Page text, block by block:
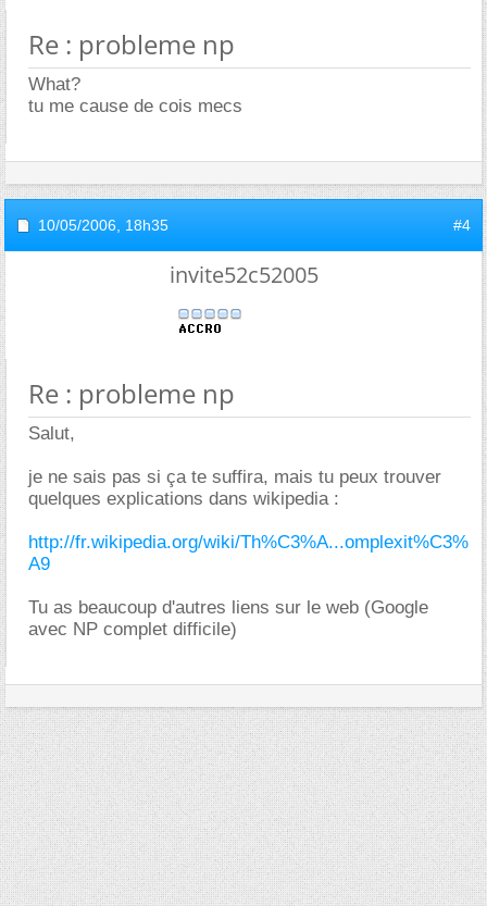
Re : probleme np
What?
tu me cause de cois mecs
10/05/2006, 18h35 #4
invite52c52005
Re : probleme np
Salut,
je ne sais pas si ça te suffira, mais tu peux trouver
quelques explications dans wikipedia :
http://fr.wikipedia.org/wiki/Th%C3%A...omplexit%C3%
A9
Tu as beaucoup d'autres liens sur le web (Google
avec NP complet difficile)